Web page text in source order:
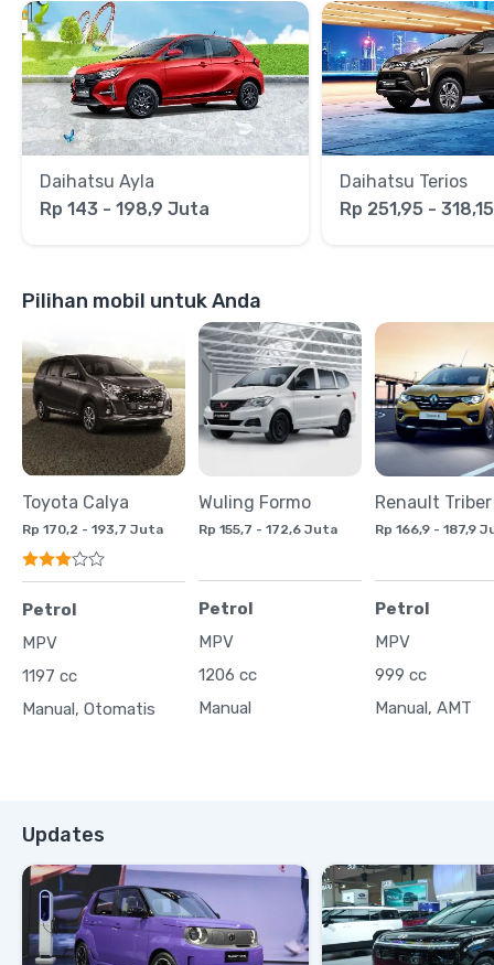
Daihatsu Ayla
Rp 143 - 198,9 Juta
Daihatsu Terios
Rp 251,95 -
Pilihan mobil untuk Anda
Toyota Calya
Rp 170,2 - 193,7 Juta
Petrol
MPV
1197 cc
Manual, Otomatis
Wuling Formo
Rp 155,7 - 172,6 Juta
Petrol
MPV
1206 cc
Manual
Renault Triber
Rp 166,9 - 187,9
Petrol
MPV
999 cc
Manual, AMT
Updates